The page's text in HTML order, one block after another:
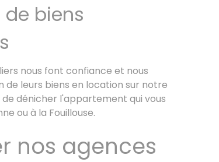
biens
nous font confiance et nous
leurs biens en location sur notre
de dénicher l'appartement qui vous
ou à la Fouillouse.
nos agences